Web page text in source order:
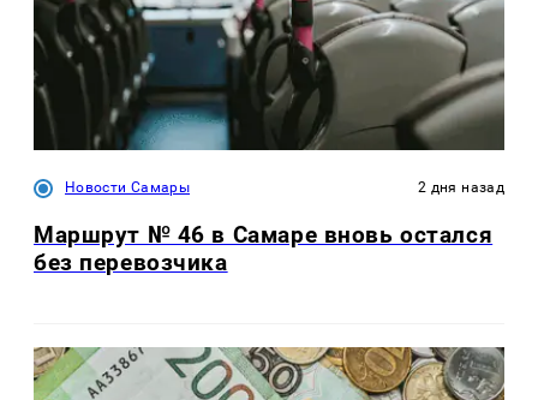
Новости Самары 2 дня назад
Маршрут № 46 в Самаре вновь остался
без перевозчика